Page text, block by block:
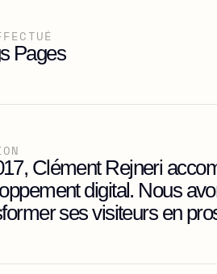
Pages
Clément Rejneri
digital. Nous
ses visiteurs en